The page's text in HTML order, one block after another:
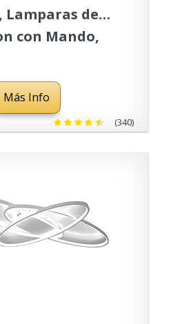
Lamparas de
con Mando,
para
Comedor
Más Info
(340)